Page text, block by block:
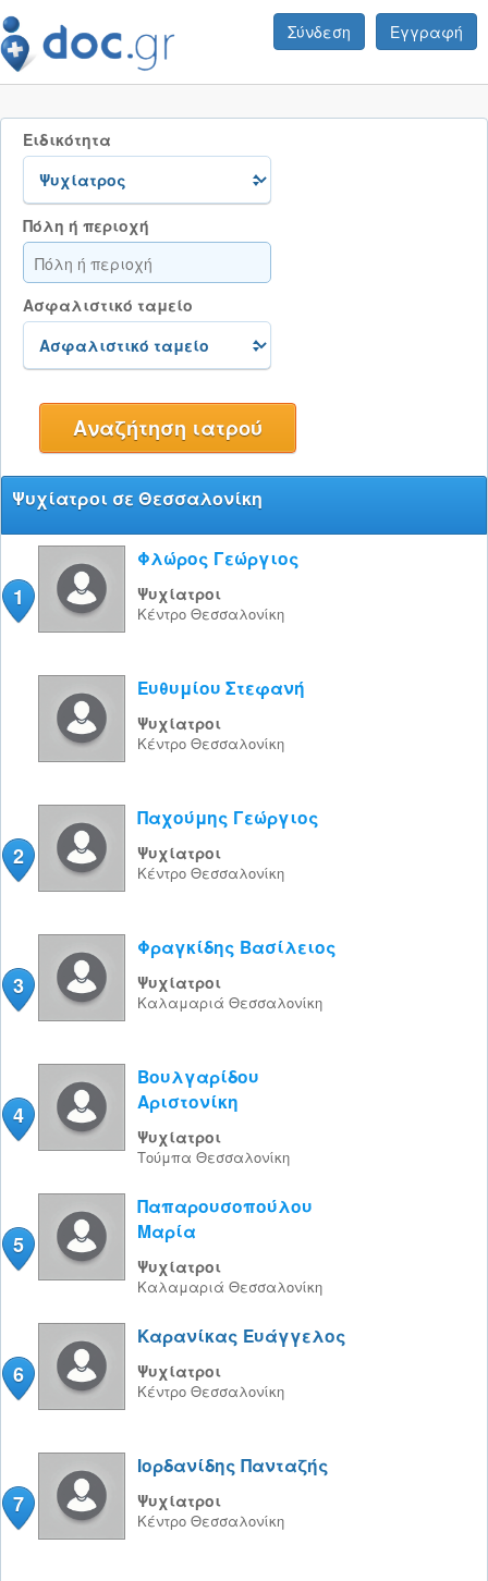
Σύνδεση Εγγραφή
Ειδικότητα
Πόλη ή περιοχή
Ασφαλιστικό ταμείο
Ψυχίατροι σε Θεσσαλονίκη
1
Φλώρος Γεώργιος
Ψυχίατροι
Κέντρο Θεσσαλονίκη
Ευθυμίου Στεφανή
Ψυχίατροι
Κέντρο Θεσσαλονίκη
2
Παχούμης Γεώργιος
Ψυχίατροι
Κέντρο Θεσσαλονίκη
3
Φραγκίδης Βασίλειος
Ψυχίατροι
Καλαμαριά Θεσσαλονίκη
4
Βουλγαρίδου
Αριστονίκη
Ψυχίατροι
Τούμπα Θεσσαλονίκη
5
Παπαρουσοπούλου
Μαρία
Ψυχίατροι
Καλαμαριά Θεσσαλονίκη
6
Καρανίκας Ευάγγελος
Ψυχίατροι
Κέντρο Θεσσαλονίκη
7
Ιορδανίδης Πανταζής
Ψυχίατροι
Κέντρο Θεσσαλονίκη